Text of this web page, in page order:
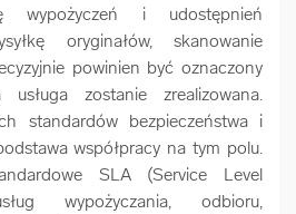
wypożyczeń i udostępnień
oryginałów, skanowanie
powinien być oznaczony
zostanie zrealizowana.
standardów bezpieczeństwa i
współpracy na tym polu.
SLA (Service Level
wypożyczania, odbioru,